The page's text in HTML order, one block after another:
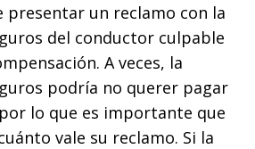
presentar un reclamo con la
del conductor culpable
A veces, la
podría no querer pagar
lo que es importante que
vale su reclamo. Si la